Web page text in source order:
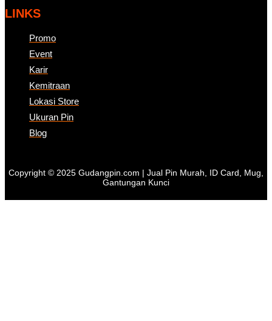
LINKS
Promo
Event
Karir
Kemitraan
Lokasi Store
Ukuran Pin
Blog
Copyright © 2025 Gudangpin.com | Jual Pin Murah, ID Card, Mug,
Gantungan Kunci